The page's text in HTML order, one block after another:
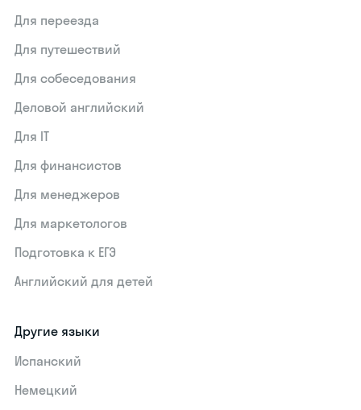
Для переезда
Для путешествий
Для собеседования
Деловой английский
Для IT
Для финансистов
Для менеджеров
Для маркетологов
Подготовка к ЕГЭ
Английский для детей
Другие языки
Испанский
Немецкий